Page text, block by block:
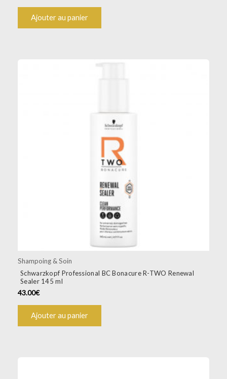
Ajouter au panier
Shampoing & Soin
Schwarzkopf Professional BC Bonacure R-TWO Renewal
Sealer 145 ml
43.00€
Ajouter au panier